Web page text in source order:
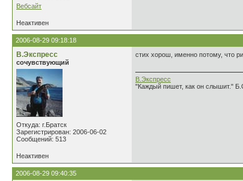
Вебсайт
Неактивен
2006-08-29 09:18:18
В.Экспресс
сочувствующий
Откуда: г.Братск
Зарегистрирован: 2006-06-02
Сообщений: 513
стих хорош, именно потому, что
В.Экспресс
"Каждый пишет, как он слышит."
Неактивен
2006-08-29 09:40:35